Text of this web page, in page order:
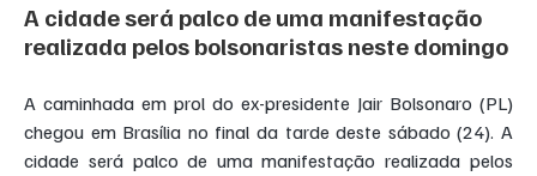
A cidade será palco de uma manifestação
realizada pelos bolsonaristas neste domingo
A caminhada em prol do ex-presidente Jair Bolsonaro (PL)
chegou em Brasília no final da tarde deste sábado (24). A
cidade será palco de uma manifestação realizada pelos